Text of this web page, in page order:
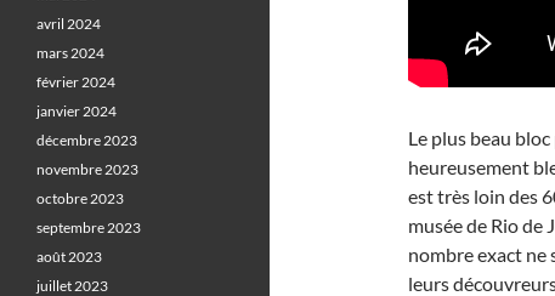
Le plus beau
heureusement
est très loin des
musée de Rio de
nombre exact ne
leurs
avril 2024
mars 2024
février 2024
janvier 2024
décembre 2023
novembre 2023
octobre 2023
septembre 2023
août 2023
juillet 2023